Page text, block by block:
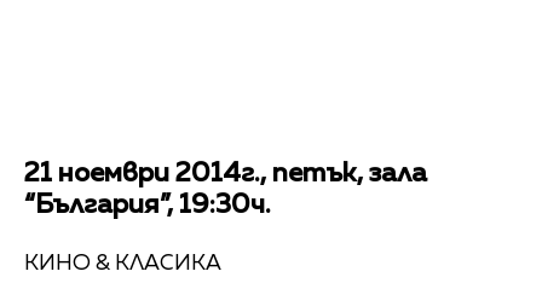
21 ноември 2014г., петък, зала
“България”, 19:30ч.
КИНО & КЛАСИКА